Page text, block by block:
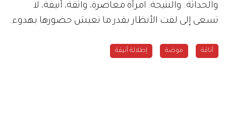
والحداثة. والنتيجة: امرأة معاصرة، واثقة، أنيقة، لا
تسعى إلى لفت الأنظار بقدر ما تعيش حضورها بهدوء.
أناقة موضة إطلالة أنيقة